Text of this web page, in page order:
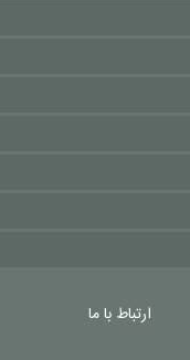
ارتباط با ما